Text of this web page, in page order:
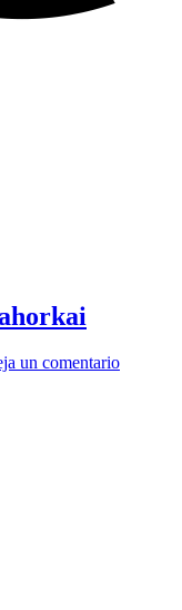
un comentario